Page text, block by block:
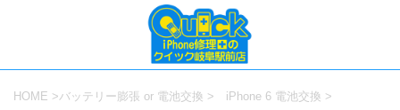
HOME >バッテリー膨張 or 電池交換 > iPhone 6 電池交換 >